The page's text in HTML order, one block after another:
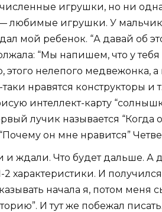
игрушки, но ни одна
— любимые игрушки. У
мой ребенок. “А давай об
“Мы напишем, что у
этого нелепого медвежонка,
нравятся конструкторы и
интеллект-карту
лучик называется “Когда
он мне нравится”
и ждали. Что будет дальше.
характеристики. И
начала я, потом меня
И тут же побежал